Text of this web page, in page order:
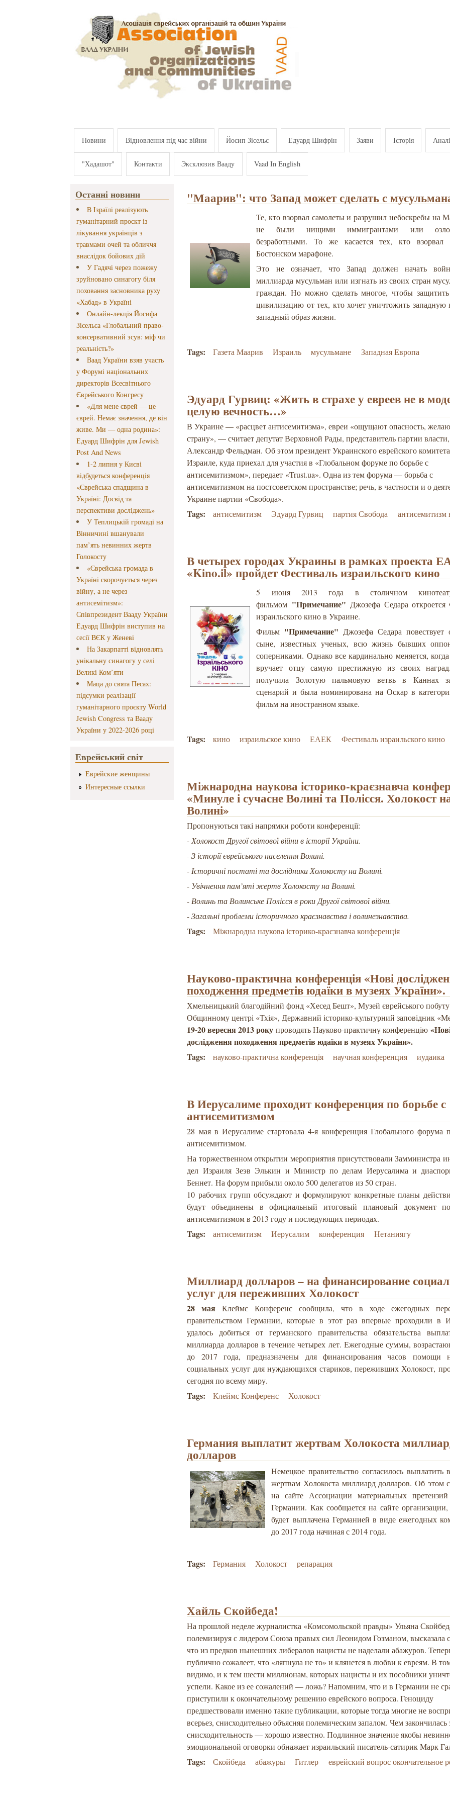
Новини Відновлення під час війни Йосип Зісельс Едуард Шифрін Заяви Історія
"Хадашот" Контакти Эксклюзив Вааду Vaad In English
Останні новини
В Ізраїлі реалізують
гуманітарний проєкт із
лікування українців з
травмами очей та обличчя
внаслідок бойових дій
У Гадячі через пожежу
зруйновано синагогу біля
поховання засновника руху
«Хабад» в Україні
Онлайн-лекція Йосифа
Зісельса «Глобальний право-
консервативний зсув: міф чи
реальність?»
Ваад України взяв участь
у Форумі національних
директорів Всесвітнього
Єврейського Конгресу
«Для мене єврей — це
єврей. Немає значення, де він
живе. Ми — одна родина»:
Едуард Шифрін для Jewish
Post And News
1-2 липня у Києві
відбудеться конференція
«Єврейська спадщина в
Україні: Досвід та
перспективи досліджень»
У Теплицькій громаді на
Вінничині вшанували
пам’ять невинних жертв
Голокосту
«Єврейська громада в
Україні скорочується через
війну, а не через
антисемітизм»:
Співпрезидент Вааду України
Едуард Шифрін виступив на
сесії ВЄК у Женеві
На Закарпатті відновлять
унікальну синагогу у селі
Великі Ком’яти
Маца до свята Песах:
підсумки реалізації
гуманітарного проєкту World
Jewish Congress та Вааду
України у 2022-2026 році
Еврейський світ
Еврейские женщины
Интересные ссылки
"Маарив": что Запад может сделать с
Те, кто взорвал самолеты и разрушил небоскребы на
не были нищими иммигрантами или
безработными. То же касается тех, кто
Бостонском марафоне.
Это не означает, что Запад должен начать
миллиарда мусульман или изгнать из своих стран
граждан. Но можно сделать многое, чтобы
цивилизацию от тех, кто хочет уничтожить западную
западный образ жизни.
Tags: Газета Маарив Израиль мусульмане Западная Европа
Эдуард Гурвиц: «Жить в страхе у евреев не в
целую вечность…»
В Украине — «расцвет антисемитизма», евреи «ощущают опасность, ж
страну», — считает депутат Верховной Рады, представитель партии
Александр Фельдман.Об этом президент Украинского еврейского
Израиле, куда приехал для участия в «Глобальном форуме по борьбе с
антисемитизмом», передает «Trust.ua». Одна из тем форума — борьба с
антисемитизмом на постсоветском пространстве; речь, в частности и о
Украине партии «Свобода».
Tags: антисемитизм Эдуард Гурвиц партия Свобода антисемитизм
В четырех городах Украины в рамках проекта
«Kino.il» пройдет Фестиваль израильского кино
5 июня 2013 года в столичном
фильмом "Примечание" Джозефа Седара откроется
израильского кино в Украине.
Фильм "Примечание" Джозефа Седара
сыне, известных ученых, всю жизнь бывших
соперниками. Однако все кардинально меняется,
вручает отцу самую престижную из своих
получила Золотую пальмовую ветвь в Каннах
сценарий и была номинирована на Оскар в
фильм на иностранном языке.
Tags: кино израильское кино ЕАЕК Фестиваль израильского кино
Міжнародна наукова історико-краєзнавча
«Минуле і сучасне Волині та Полісся. Холокост
Волині»
Пропонуються такі напрямки роботи конференції:
- Холокост Другої світової війни в історії України.
- З історії єврейського населення Волині.
- Історичні постаті та дослідники Холокосту на Волині.
- Увічнення пам’яті жертв Холокосту на Волині.
- Волинь та Волинське Полісся в роки Другої світової війни.
- Загальні проблеми історичного краєзнавства і волинезнавства.
Tags: Міжнародна наукова історико-краєзнавча конференція
Науково-практична конференція «Нові
походження предметів юдаїки в музеях України».
Хмельницький благодійний фонд «Хесед Бешт», Музей єврейського
Общинному центрі «Тхія», Державний історико-культурний заповідник
19-20 вересня 2013 рокупроводять Науково-практичну конференцію
дослідження походження предметів юдаїки в музеях України».
Tags:
науково-практична конференція научная конференция иудаика
В Иерусалиме проходит конференция по борьбе с
антисемитизмом
28 мая в Иерусалиме стартовала 4-я конференция Глобального форума
антисемитизмом.
На торжественном открытии мероприятия присутствовали Замминистра
дел Израиля Зеэв Элькин и Министр по делам Иерусалима и
Беннет. На форум прибыли около 500 делегатов из 50 стран.
10 рабочих групп обсуждают и формулируют конкретные планы
будут объединены в официальный итоговый плановый документ
антисемитизмом в 2013 году и последующих периодах.
Tags: антисемитизм Иерусалим конференция Нетаниягу
Миллиард долларов – на финансирование
услуг для переживших Холокост
28 мая Клеймс Конференс сообщила, что в ходе ежегодных
правительством Германии, которые в этот раз впервые проходили в
удалось добиться от германского правительства обязательства
миллиарда долларов в течение четырех лет. Ежегодные суммы,
до 2017 года, предназначены для финансирования часов
социальных услуг для нуждающихся стариков, переживших Холокост,
сегодня по всему миру.
Tags: Клеймс Конференс Холокост
Германия выплатит жертвам Холокоста
долларов
Немецкое правительство согласилось
жертвам Холокоста миллиард долларов. Об этом
на сайте Ассоциации материальных
Германии. Как сообщается на сайте
будет выплачена Германией в виде ежегодных
до 2017 года начиная с 2014 года.
Tags: Германия Холокост репарация
Хайль Скойбеда!
На прошлой неделе журналистка «Комсомольской правды» Ульяна
полемизируя с лидером Союза правых сил Леонидом Гозманом, высказала
что из предков нынешних либералов нацисты не наделали абажуров.
публично сожалеет, что «ляпнула не то» и клянется в любви к евреям. В
видимо, и к тем шести миллионам, которых нацисты и их пособники
успели. Какое из ее сожалений — ложь? Напомним, что и в Германии не
приступили к окончательному решению еврейского вопроса. Геноциду
предшествовали именно такие публикации, которые тогда многие не
всерьез, снисходительно объясняя полемическим запалом. Чем закончилась
снисходительность — хорошо известно. Подлинное значение якобы
эмоциональной оговорки обнажает израильский писатель-сатирик Марк
Tags: Скойбеда абажуры Гитлер еврейский вопрос окончательное